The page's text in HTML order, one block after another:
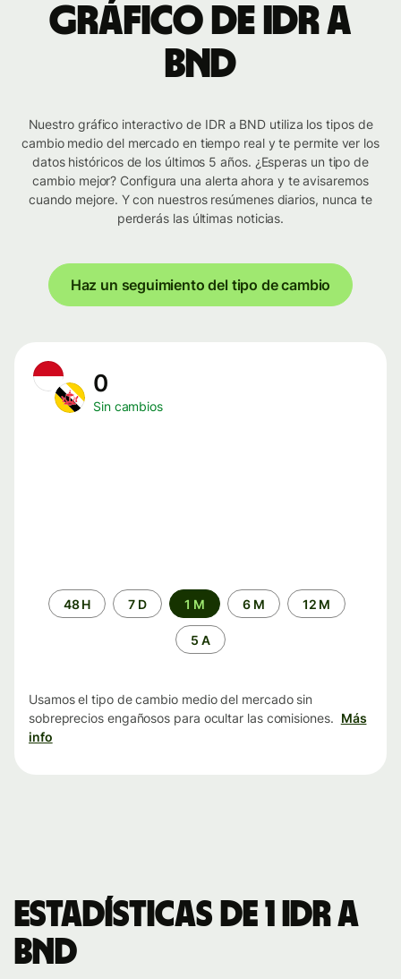
Gráfico de IDR a
BND
Nuestro gráfico interactivo de IDR a BND utiliza los tipos de
cambio medio del mercado en tiempo real y te permite ver los
datos históricos de los últimos 5 años. ¿Esperas un tipo de
cambio mejor? Configura una alerta ahora y te avisaremos
cuando mejore. Y con nuestros resúmenes diarios, nunca te
perderás las últimas noticias.
Haz un seguimiento del tipo de cambio
0
Sin cambios
Periodo48 H 7 D 1 M 6 M 12 M
5 A
Usamos el tipo de cambio medio del mercado sin
sobreprecios engañosos para ocultar las comisiones. Más
info
Estadísticas de 1 IDR a
BND